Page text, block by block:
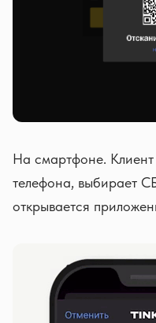
На смартфоне. Клиент
телефона, выбирает
открывается